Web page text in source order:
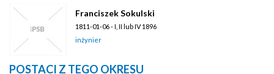
Franciszek Sokulski
1811-01-06 - I, II lub IV 1896
inżynier
POSTACI Z TEGO OKRESU